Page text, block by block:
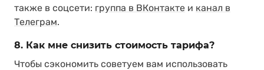
также в соцсети: группа в ВКонтакте и канал в
Телеграм.
8. Как мне снизить стоимость тарифа?
Чтобы сэкономить советуем вам использовать